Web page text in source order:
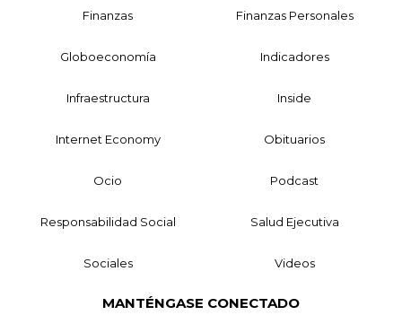
Finanzas Finanzas Personales
Globoeconomía Indicadores
Infraestructura Inside
Internet Economy Obituarios
Ocio Podcast
Responsabilidad Social Salud Ejecutiva
Sociales Videos
MANTÉNGASE CONECTADO